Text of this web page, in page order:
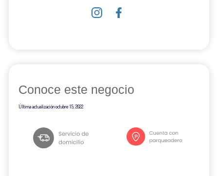
Conoce este negocio
Última actualizaciónoctubre 15, 2022